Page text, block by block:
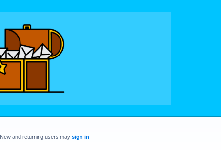
New and returning users may sign in